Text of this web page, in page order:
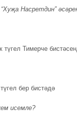
Насретдин”
түгел Тимерче
бер бистәдә
исемле?